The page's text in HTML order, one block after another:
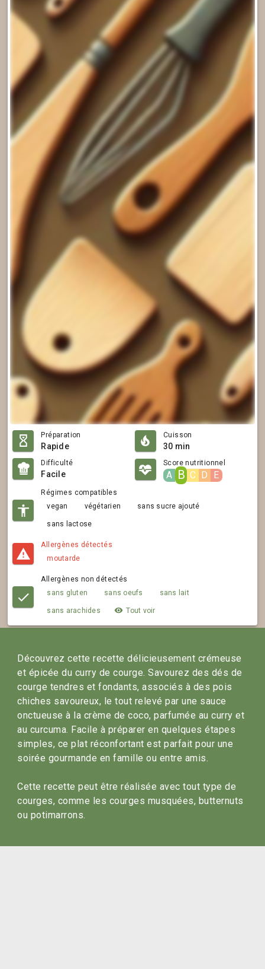
Préparation
Rapide
Cuisson
30 min
Difficulté
Facile
Score nutritionnel
A B C D E
Régimes compatibles
vegan
végétarien sans sucre ajouté
sans lactose
Allergènes détectés
moutarde
Allergènes non détectés
sans gluten
sans oeufs sans lait
sans arachides Tout voir
Découvrez cette recette délicieusement crémeuse
et épicée du curry de courge. Savourez des dés de
courge tendres et fondants, associés à des pois
chiches savoureux, le tout relevé par une sauce
onctueuse à la crème de coco, parfumée au curry et
au curcuma. Facile à préparer en quelques étapes
simples, ce plat réconfortant est parfait pour une
soirée gourmande en famille ou entre amis.
Cette recette peut être réalisée avec tout type de
courges, comme les courges musquées, butternuts
ou potimarrons.